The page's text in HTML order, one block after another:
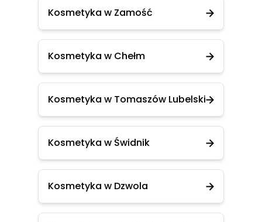
Kosmetyka w Zamość
Kosmetyka w Chełm
Kosmetyka w Tomaszów Lubelski
Kosmetyka w Świdnik
Kosmetyka w Dzwola